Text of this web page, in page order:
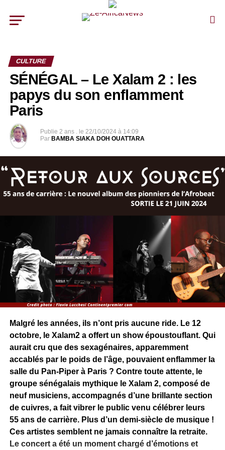
CULTURE
SÉNÉGAL – Le Xalam 2 : les
papys du son enflamment
Paris
Publie 2 ans . le 22/10/2024 à 14:09
Par BAMBA SIAKA DOH OUATTARA
Malgré les années, ils n’ont pris aucune ride. Le 12
octobre, le Xalam2 a offert un show époustouflant. Qui
aurait cru que des sexagénaires, apparemment
accablés par le poids de l’âge, pouvaient enflammer la
salle du Pan-Piper à Paris ? Contre toute attente, le
groupe sénégalais mythique le Xalam 2, composé de
neuf musiciens, accompagnés d’une brillante section
de cuivres, a fait vibrer le public venu célébrer leurs
55 ans de carrière. Plus d’un demi-siècle de musique !
Ces artistes semblent ne jamais connaître la retraite.
Le concert a été un moment chargé d’émotions et